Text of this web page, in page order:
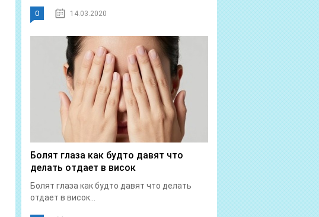
0 14.03.2020
Болят глаза как будто давят что
делать отдает в висок
Болят глаза как будто давят что делать
отдает в висок...